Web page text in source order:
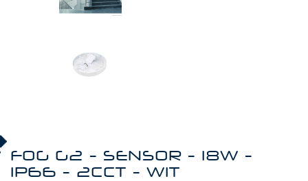
FOG G2 - SENSOR - 18W -
IP66 - 2CCT - WIT